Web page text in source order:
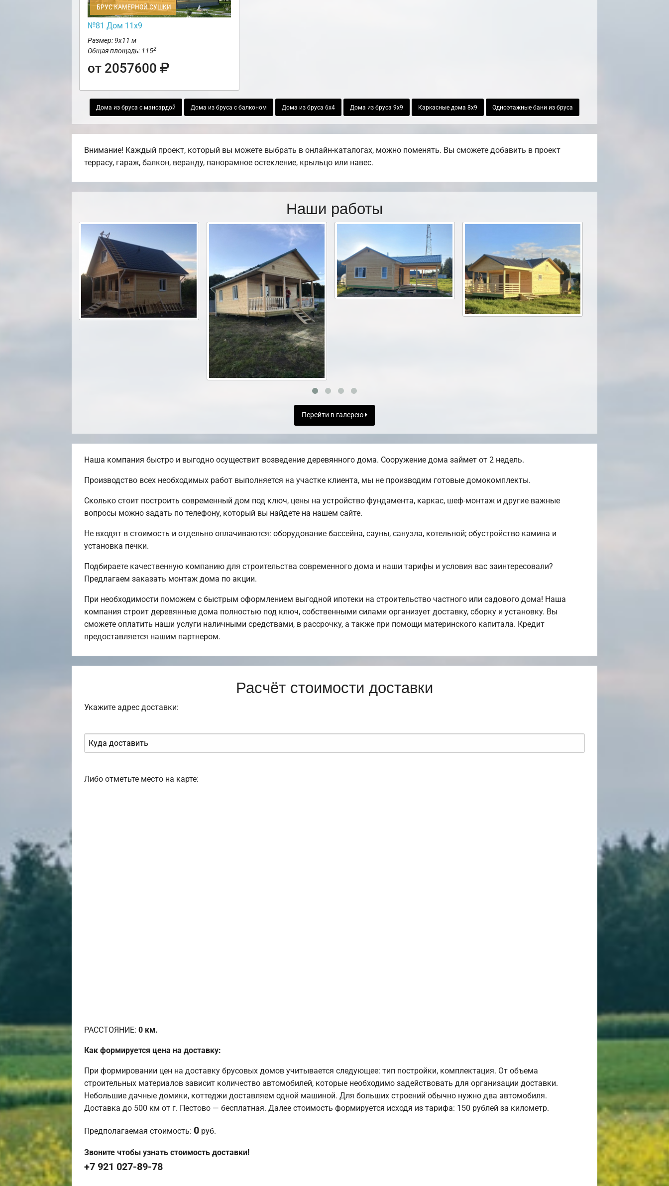
БРУС КАМЕРНОЙ СУШКИ
№81 Дом 11х9
Размер: 9х11 м
Общая площадь: 1152
от 2057600
Дома из бруса с мансардой Дома из бруса с балконом Дома из бруса 6х4 Дома из бруса 9х9 Каркасные дома 8х9 Одноэтажные бани из бруса
Внимание! Каждый проект, который вы можете выбрать в онлайн-каталогах, можно поменять. Вы сможете добавить в проект
террасу, гараж, балкон, веранду, панорамное остекление, крыльцо или навес.
Наши работы
Перейти в галерею
Наша компания быстро и выгодно осуществит возведение деревянного дома. Сооружение дома займет от 2 недель.
Производство всех необходимых работ выполняется на участке клиента, мы не производим готовые домокомплекты.
Сколько стоит построить современный дом под ключ, цены на устройство фундамента, каркас, шеф-монтаж и другие важные
вопросы можно задать по телефону, который вы найдете на нашем сайте.
Не входят в стоимость и отдельно оплачиваются: оборудование бассейна, сауны, санузла, котельной; обустройство камина и
установка печки.
Подбираете качественную компанию для строительства современного дома и наши тарифы и условия вас заинтересовали?
Предлагаем заказать монтаж дома по акции.
При необходимости поможем с быстрым оформлением выгодной ипотеки на строительство частного или садового дома! Наша
компания строит деревянные дома полностью под ключ, собственными силами организует доставку, сборку и установку. Вы
сможете оплатить наши услуги наличными средствами, в рассрочку, а также при помощи материнского капитала. Кредит
предоставляется нашим партнером.
Расчёт стоимости доставки
Укажите адрес доставки:
Либо отметьте место на карте:
РАССТОЯНИЕ: 0 км.
Как формируется цена на доставку:
При формировании цен на доставку брусовых домов учитывается следующее: тип постройки, комплектация. От объема
строительных материалов зависит количество автомобилей, которые необходимо задействовать для организации доставки.
Небольшие дачные домики, коттеджи доставляем одной машиной. Для больших строений обычно нужно два автомобиля.
Доставка до 500 км от г. Пестово — бесплатная. Далее стоимость формируется исходя из тарифа: 150 рублей за километр.
Предполагаемая стоимость: 0 руб.
Звоните чтобы узнать стоимость доставки!
+7 921 027-89-78